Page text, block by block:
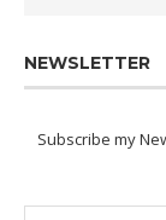
NEWSLETTER
Subscribe my